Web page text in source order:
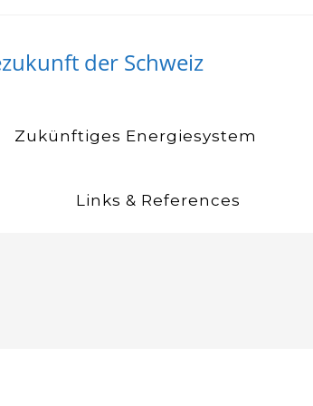
der Schweiz
Zukünftiges Energiesystem
Links & References